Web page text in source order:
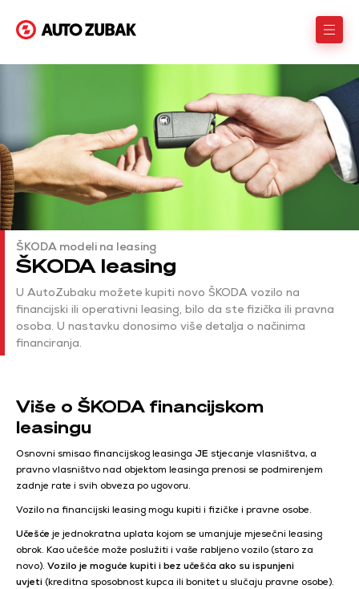
ŠKODA modeli na leasing
ŠKODA leasing
U AutoZubaku možete kupiti novo ŠKODA vozilo na
financijski ili operativni leasing, bilo da ste fizička ili pravna
osoba. U nastavku donosimo više detalja o načinima
financiranja.
Više o ŠKODA financijskom
leasingu
Osnovni smisao financijskog leasinga JE stjecanje vlasništva, a
pravno vlasništvo nad objektom leasinga prenosi se podmirenjem
zadnje rate i svih obveza po ugovoru.
Vozilo na financijski leasing mogu kupiti i fizičke i pravne osobe.
Učešće je jednokratna uplata kojom se umanjuje mjesečni leasing
obrok. Kao učešće može poslužiti i vaše rabljeno vozilo (staro za
novo). Vozilo je moguće kupiti i bez učešća ako su ispunjeni
uvjeti (kreditna sposobnost kupca ili bonitet u slučaju pravne osobe).